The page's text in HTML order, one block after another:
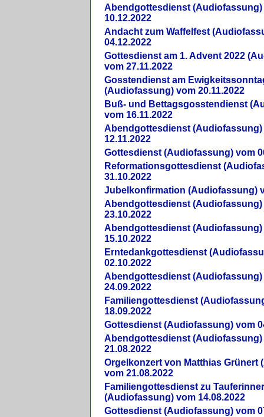
Abendgottesdienst (Audiofassung)
10.12.2022
Andacht zum Waffelfest
04.12.2022
Gottesdienst am 1. Advent 2022
vom 27.11.2022
Gosstendienst am
(Audiofassung) vom 20.11.2022
Buß- und Bettagsgosstendienst
vom 16.11.2022
Abendgottesdienst (Audiofassung)
12.11.2022
Gottesdienst (Audiofassung) vom
Reformationsgottesdienst
31.10.2022
Jubelkonfirmation (Audiofassung)
Abendgottesdienst (Audiofassung)
23.10.2022
Abendgottesdienst (Audiofassung)
15.10.2022
Erntedankgottesdienst
02.10.2022
Abendgottesdienst (Audiofassung)
24.09.2022
Familiengottesdienst
18.09.2022
Gottesdienst (Audiofassung) vom
Abendgottesdienst (Audiofassung)
21.08.2022
Orgelkonzert von Matthias Grünert
vom 21.08.2022
Familiengottesdienst zu
(Audiofassung) vom 14.08.2022
Gottesdienst (Audiofassung) vom